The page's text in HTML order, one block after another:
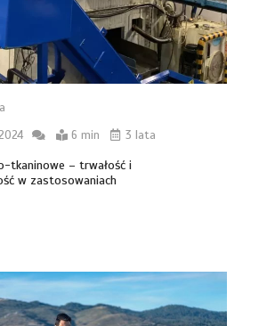
6 min 3 lata
tkaninowe – trwałość i
w zastosowaniach